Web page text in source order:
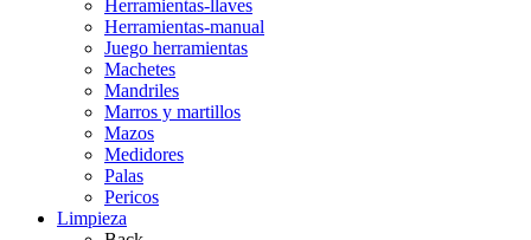
Herramientas-llaves
Herramientas-manual
Juego herramientas
Machetes
Mandriles
Marros y martillos
Mazos
Medidores
Palas
Pericos
Limpieza